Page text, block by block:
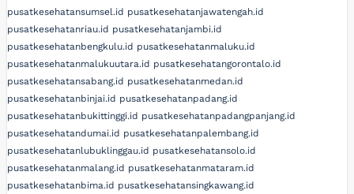
pusatkesehatansumsel.id pusatkesehatanjawatengah.id
pusatkesehatanriau.id pusatkesehatanjambi.id
pusatkesehatanbengkulu.id pusatkesehatanmaluku.id
pusatkesehatanmalukuutara.id pusatkesehatangorontalo.id
pusatkesehatansabang.id pusatkesehatanmedan.id
pusatkesehatanbinjai.id pusatkesehatanpadang.id
pusatkesehatanbukittinggi.id pusatkesehatanpadangpanjang.id
pusatkesehatandumai.id pusatkesehatanpalembang.id
pusatkesehatanlubuklinggau.id pusatkesehatansolo.id
pusatkesehatanmalang.id pusatkesehatanmataram.id
pusatkesehatanbima.id pusatkesehatansingkawang.id